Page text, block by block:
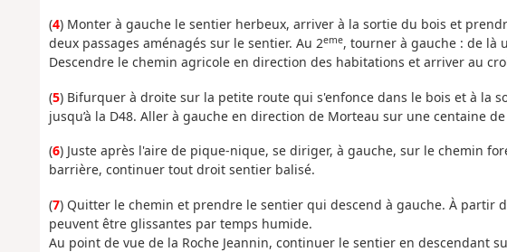
(4) Monter à gauche le sentier herbeux, arriver à la sortie du bois et
deux passages aménagés sur le sentier. Au 2eme, tourner à gauche : de là
Descendre le chemin agricole en direction des habitations et arriver au
(5) Bifurquer à droite sur la petite route qui s'enfonce dans le bois et à la
jusqu’à la D48. Aller à gauche en direction de Morteau sur une centaine
(6) Juste après l'aire de pique-nique, se diriger, à gauche, sur le chemin
barrière, continuer tout droit sentier balisé.
(7) Quitter le chemin et prendre le sentier qui descend à gauche. À partir
peuvent être glissantes par temps humide.
Au point de vue de la Roche Jeannin, continuer le sentier en descendant